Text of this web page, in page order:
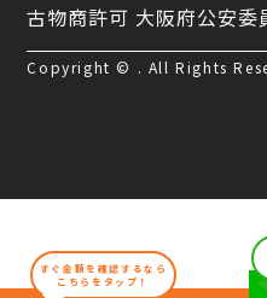
古物商許可 大阪府公安
Copyright © . All Rights
すぐ金額を確認するなら
こちらをタップ！